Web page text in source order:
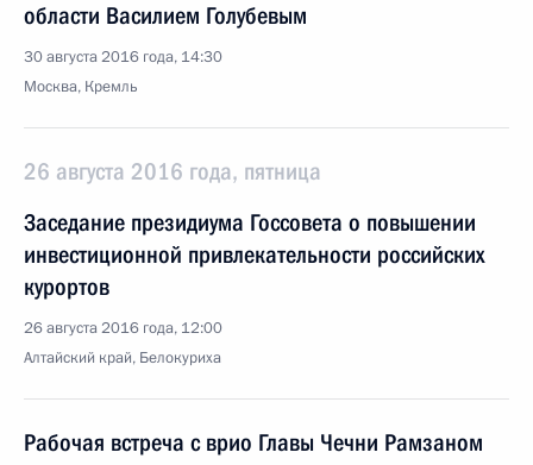
области Василием Голубевым
30 августа 2016 года, 14:30
Москва, Кремль
26 августа 2016 года, пятница
Заседание президиума Госсовета о повышении
инвестиционной привлекательности российских
курортов
26 августа 2016 года, 12:00
Алтайский край, Белокуриха
Рабочая встреча с врио Главы Чечни Рамзаном